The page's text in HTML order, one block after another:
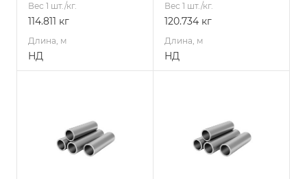
Вес 1 шт./кг.
114.811 кг
Длина, м
НД
Вес 1 шт./кг.
120.734 кг
Длина, м
НД